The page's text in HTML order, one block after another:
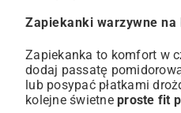
Zapiekanki warzywne
Zapiekanka to komfort w
dodaj passatę
lub posypać płatkami
kolejne świetne proste fit